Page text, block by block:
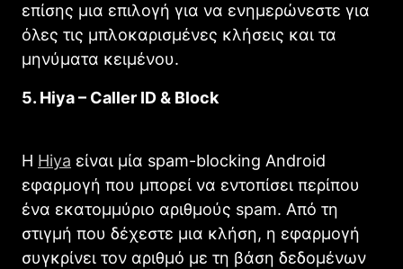
επίσης μια επιλογή για να ενημερώνεστε για
όλες τις μπλοκαρισμένες κλήσεις και τα
μηνύματα κειμένου.
5. Hiya – Caller ID & Block
Η Hiya είναι μία spam-blocking Android
εφαρμογή που μπορεί να εντοπίσει περίπου
ένα εκατομμύριο αριθμούς spam. Από τη
στιγμή που δέχεστε μια κλήση, η εφαρμογή
συγκρίνει τον αριθμό με τη βάση δεδομένων